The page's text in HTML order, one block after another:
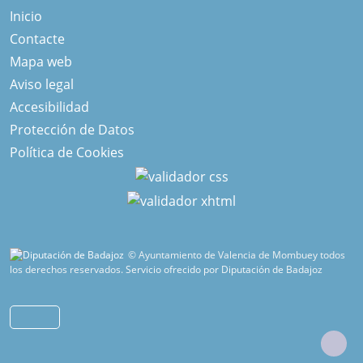
Inicio
Contacte
Mapa web
Aviso legal
Accesibilidad
Protección de Datos
Política de Cookies
© Ayuntamiento de Valencia de Mombuey todos
los derechos reservados.Servicio ofrecido por Diputación de Badajoz